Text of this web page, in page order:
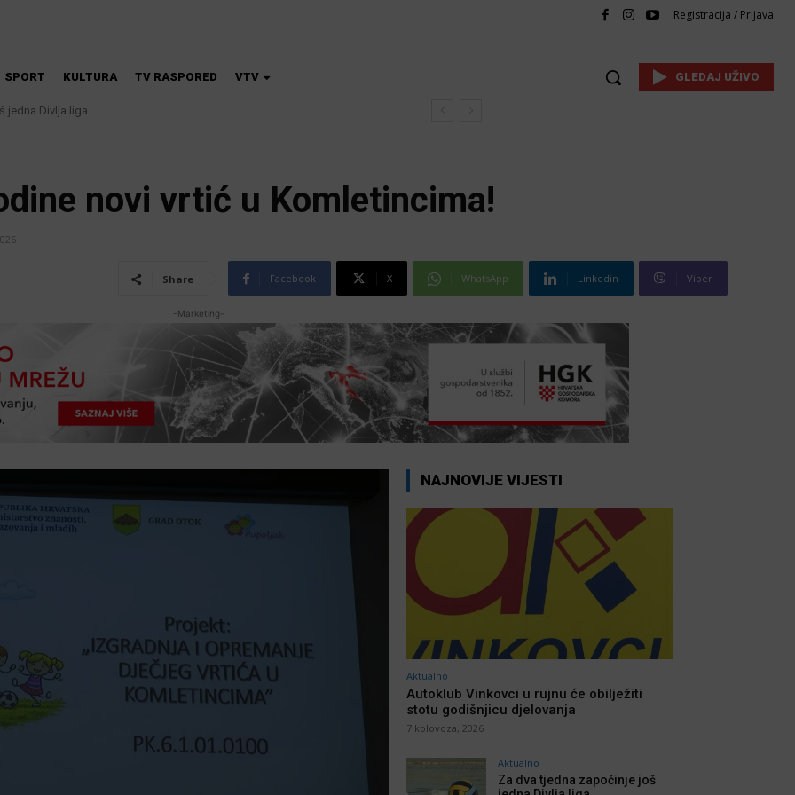
Registracija / Prijava
SPORT KULTURA TV RASPORED VTV
Divlja liga
magije
GLEDAJ UŽIVO
novi vrtić u Komletincima!
Share Facebook X WhatsApp Linkedin Viber
-Marketing-
NAJNOVIJE VIJESTI
Aktualno
Autoklub Vinkovci u rujnu će obilježiti
stotu godišnjicu djelovanja
7 kolovoza, 2026
Aktualno
Za dva tjedna započinje još